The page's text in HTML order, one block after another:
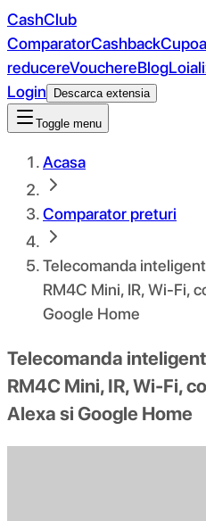
CashClub
ComparatorCashback
reducereVouchereBlog
Login
Descarca extensia
Toggle menu
Acasa
Comparator preturi
Telecomanda
RM4C Mini, IR, Wi-Fi,
Google Home
Telecomanda
RM4C Mini, IR, Wi-Fi,
Alexa si Google Home